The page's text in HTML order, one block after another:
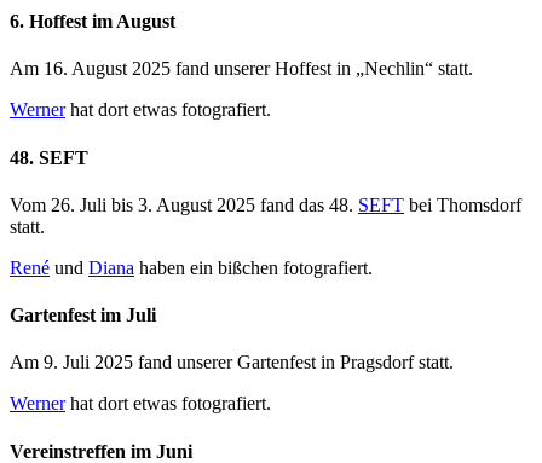
6. Hoffest im August
Am 16. August 2025 fand unserer Hoffest in „Nechlin“ statt.
Wernerhat dort etwas fotografiert.
48. SEFT
Vom 26. Juli bis 3. August 2025 fand das 48. SEFT bei Thomsdorf
statt.
René und Diana haben ein bißchen fotografiert.
Gartenfest im Juli
Am 9. Juli 2025 fand unserer Gartenfest in Pragsdorf statt.
Wernerhat dort etwas fotografiert.
Vereinstreffen im Juni